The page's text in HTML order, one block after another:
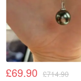
£69.90 £714.90